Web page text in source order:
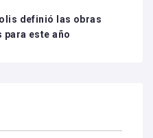
definió las obras
este año